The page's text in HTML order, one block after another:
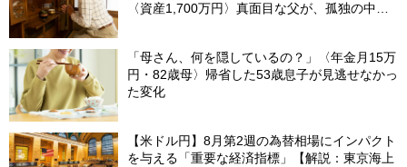
〈資産1,700万円〉真面目な父が、孤独の中で
「母さん、何を隠しているの？」〈年金月15万
円・82歳母〉帰省した53歳息子が見逃せなかっ
た変化
【米ドル円】8月第2週の為替相場にインパクト
を与える「重要な経済指標」【解説：東京海上